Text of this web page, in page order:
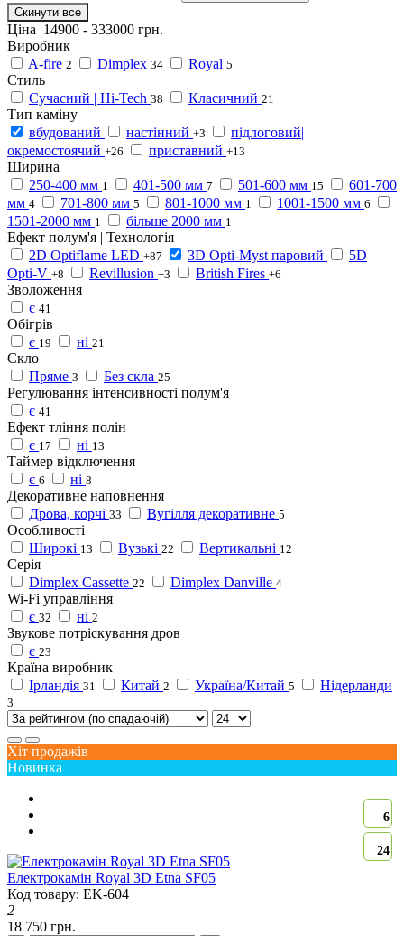
Скинути все
Ціна 14900 - 333000 грн.
Виробник
A-fire 2 Dimplex 34 Royal 5
Стиль
Сучасний | Hi-Tech 38 Класичний 21
Тип каміну
вбудований
настінний +3
підлоговий|
окремостоячий +26 приставний +13
Ширина
250-400 мм 1 401-500 мм 7 501-600 мм 15
601-700
мм 4 701-800 мм 5 801-1000 мм 1 1001-1500 мм 6
1501-2000 мм 1 більше 2000 мм 1
Ефект полум'я | Технологія
2D Optiflame LED +87 3D Opti-Myst паровий
5D
Opti-V +8 Revillusion +3 British Fires +6
Зволоження
є 41
Обігрів
є 19 ні 21
Скло
Пряме 3 Без скла 25
Регулювання інтенсивності полум'я
є 41
Ефект тління полін
є 17 ні 13
Таймер відключення
є 6 ні 8
Декоративне наповнення
Дрова, корчі 33 Вугілля декоративне 5
Особливості
Широкі 13 Вузькі 22 Вертикальні 12
Серія
Dimplex Cassette 22 Dimplex Danville 4
Wi-Fi управління
є 32 ні 2
Звукове потріскування дров
є 23
Країна виробник
Ірландія 31 Китай 2 Україна/Китай 5 Нідерланди
3
Хіт продажів
Новинка
6
24
Електрокамін Royal 3D Etna SF05
Код товару: EK-604
2
18 750 грн.